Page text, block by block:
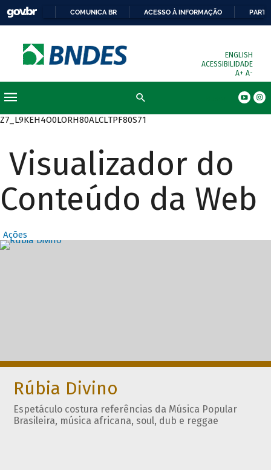
COMUNICA BR ACESSO À INFORMAÇÃO
ENGLISH
ACESSIBILIDADE
A+ A-
Z7_L9KEH4O0LORH80ALCLTPF80S71
Visualizador do
Conteúdo da Web
Ações
Destaques
Rúbia Divino
Espetáculo costura referências da Música Popular
Brasileira, música africana, soul, dub e reggae